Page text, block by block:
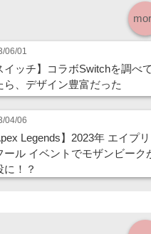
06/01
イッチ】コラボSwitchを調べて
ら、デザイン豊富だった
04/06
Legends】2023年 エイプリ
ール イベントでモザンビーク
に！？